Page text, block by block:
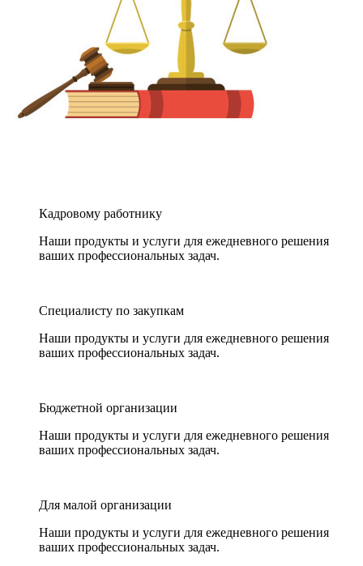
Кадровому работнику
Наши продукты и услуги для ежедневного решения
ваших профессиональных задач.
Специалисту по закупкам
Наши продукты и услуги для ежедневного решения
ваших профессиональных задач.
Бюджетной организации
Наши продукты и услуги для ежедневного решения
ваших профессиональных задач.
Для малой организации
Наши продукты и услуги для ежедневного решения
ваших профессиональных задач.